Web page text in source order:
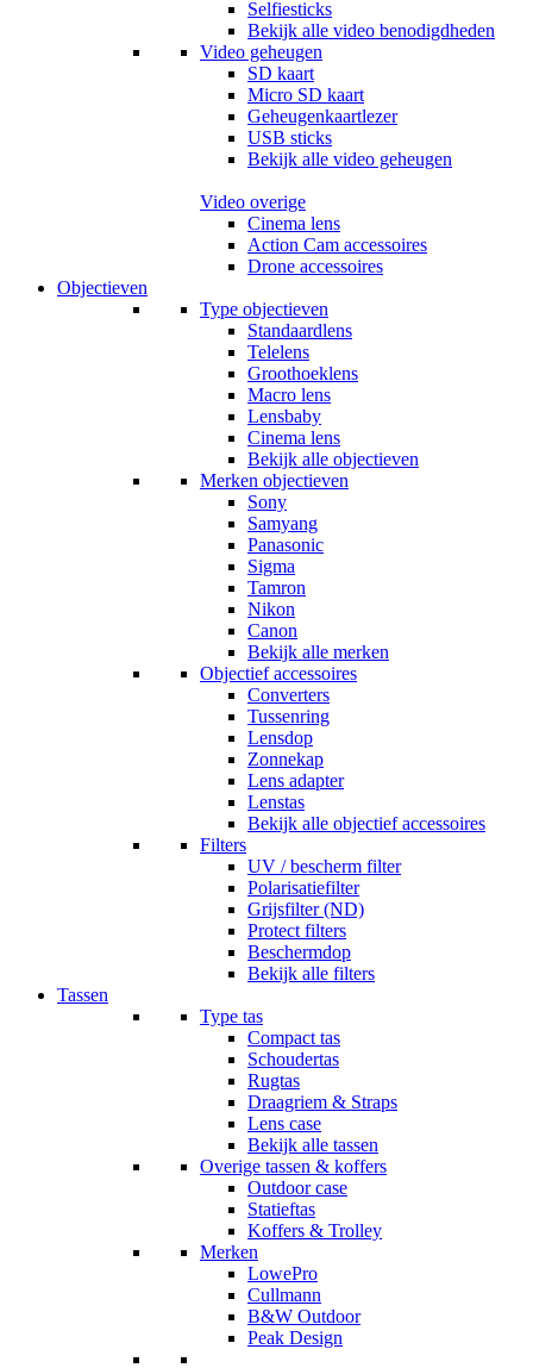
Selfiesticks
Bekijk alle video benodigdheden
Video geheugen
SD kaart
Micro SD kaart
Geheugenkaartlezer
USB sticks
Bekijk alle video geheugen
Video overige
Cinema lens
Action Cam accessoires
Drone accessoires
Objectieven
Type objectieven
Standaardlens
Telelens
Groothoeklens
Macro lens
Lensbaby
Cinema lens
Bekijk alle objectieven
Merken objectieven
Sony
Samyang
Panasonic
Sigma
Tamron
Nikon
Canon
Bekijk alle merken
Objectief accessoires
Converters
Tussenring
Lensdop
Zonnekap
Lens adapter
Lenstas
Bekijk alle objectief accessoires
Filters
UV / bescherm filter
Polarisatiefilter
Grijsfilter (ND)
Protect filters
Beschermdop
Bekijk alle filters
Tassen
Type tas
Compact tas
Schoudertas
Rugtas
Draagriem & Straps
Lens case
Bekijk alle tassen
Overige tassen & koffers
Outdoor case
Statieftas
Koffers & Trolley
Merken
LowePro
Cullmann
B&W Outdoor
Peak Design